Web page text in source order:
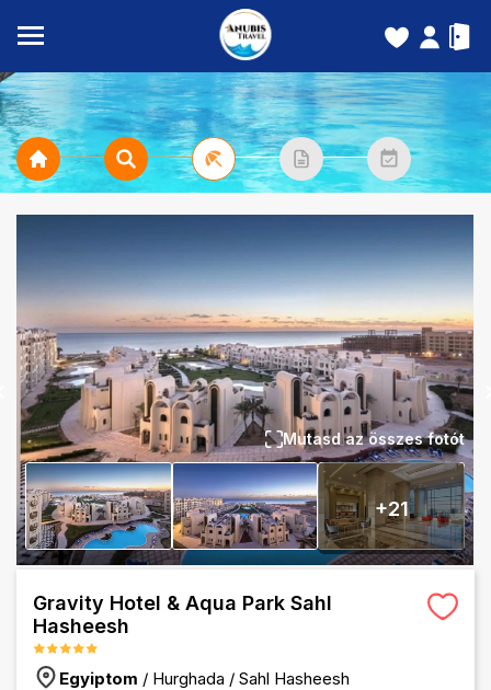
Mutasd az összes fotót
+21
Gravity Hotel & Aqua Park Sahl
Hasheesh
Egyiptom / Hurghada / Sahl Hasheesh